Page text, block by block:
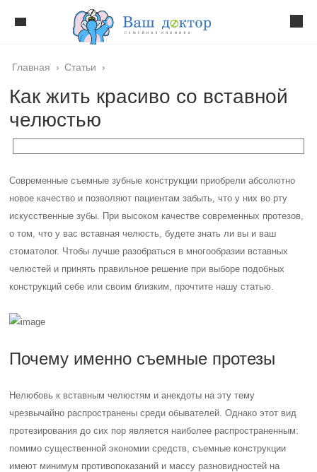
Главная › Статьи ›
Как жить красиво со вставной
челюстью
Современные съемные зубные конструкции приобрели абсолютно
новое качество и позволяют пациентам забыть, что у них во рту
искусственные зубы. При высоком качестве современных протезов,
о том, что у вас вставная челюсть, будете знать ли вы и ваш
стоматолог. Чтобы лучше разобраться в многообразии вставных
челюстей и принять правильное решение при выборе подобных
конструкций себе или своим близким, прочтите нашу статью.
Почему именно съемные протезы
Нелюбовь к вставным челюстям и анекдоты на эту тему
чрезвычайно распространены среди обывателей. Однако этот вид
протезирования до сих пор является наиболее распространенным:
помимо существенной экономии средств, съемные конструкции
имеют минимум противопоказаний и массу разновидностей на